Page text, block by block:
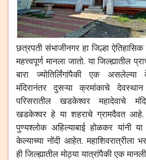
छत्रपती संभाजीनगर हा जिल्हा ऐतिहासिक
महत्त्वपूर्ण मानला जातो.या जिल्ह्यातील
बारा
ज्योतिर्लिंगांपैकी एक असलेल्या
मंदिरानंतर दुसऱ्या क्रमांकाचे देवस्थान
परिसरातील
खडकेश्वर महादेवाचे
खडकेश्वर हे या शहराचे ग्रामदैवत आहे.
पुण्यश्लोक अहिल्याबाई होळकर यांनी या
केल्याच्या नोंदी आहेत.महाशिवरात्रीला
ही जिल्ह्यातील मोठ्या यात्रांपैकी एक मानली